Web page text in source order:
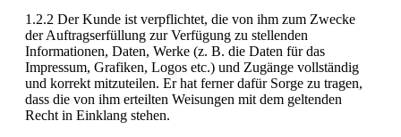
1.2.2 Der Kunde ist verpflichtet, die von ihm zum Zwecke
der Auftragserfüllung zur Verfügung zu stellenden
Informationen, Daten, Werke (z. B. die Daten für das
Impressum, Grafiken, Logos etc.) und Zugänge vollständig
und korrekt mitzuteilen. Er hat ferner dafür Sorge zu tragen,
dass die von ihm erteilten Weisungen mit dem geltenden
Recht in Einklang stehen.